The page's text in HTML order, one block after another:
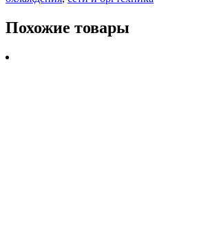
ID-
SE-
XT
Похожие товары